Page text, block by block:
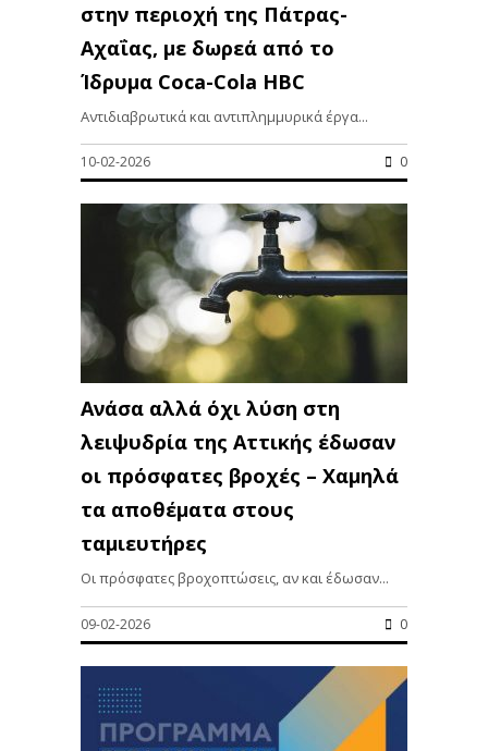
στην περιοχή της Πάτρας-
Αχαΐας, με δωρεά από το
Ίδρυμα Coca-Cola HBC
Αντιδιαβρωτικά και αντιπλημμυρικά έργα...
10-02-2026 0
Ανάσα αλλά όχι λύση στη
λειψυδρία της Αττικής έδωσαν
οι πρόσφατες βροχές – Χαμηλά
τα αποθέματα στους
ταμιευτήρες
Οι πρόσφατες βροχοπτώσεις, αν και έδωσαν...
09-02-2026 0